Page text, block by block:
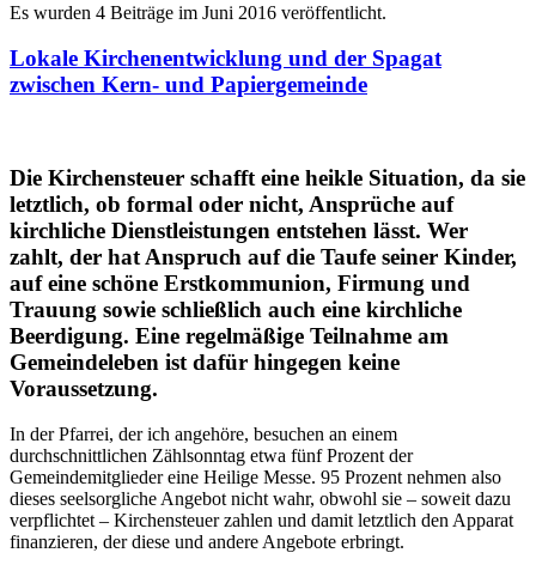
Es wurden 4 Beiträge im Juni 2016 veröffentlicht.
Lokale Kirchenentwicklung und der Spagat
zwischen Kern- und Papiergemeinde
Die Kirchensteuer schafft eine heikle Situation, da sie
letztlich, ob formal oder nicht, Ansprüche auf
kirchliche Dienstleistungen entstehen lässt. Wer
zahlt, der hat Anspruch auf die Taufe seiner Kinder,
auf eine schöne Erstkommunion, Firmung und
Trauung sowie schließlich auch eine kirchliche
Beerdigung. Eine regelmäßige Teilnahme am
Gemeindeleben ist dafür hingegen keine
Voraussetzung.
In der Pfarrei, der ich angehöre, besuchen an einem
durchschnittlichen Zählsonntag etwa fünf Prozent der
Gemeindemitglieder eine Heilige Messe. 95 Prozent nehmen also
dieses seelsorgliche Angebot nicht wahr, obwohl sie – soweit dazu
verpflichtet – Kirchensteuer zahlen und damit letztlich den Apparat
finanzieren, der diese und andere Angebote erbringt.